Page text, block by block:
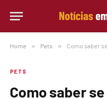
Home » Pets » Como saber se o
PETS
Como saber